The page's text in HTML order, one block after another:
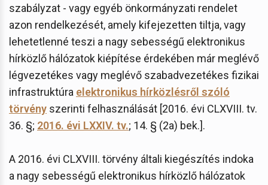
szabályzat - vagy egyéb önkormányzati rendelet
azon rendelkezését, amely kifejezetten tiltja, vagy
lehetetlenné teszi a nagy sebességű elektronikus
hírközlő hálózatok kiépítése érdekében már meglévő
légvezetékes vagy meglévő szabadvezetékes fizikai
infrastruktúra elektronikus hírközlésről szóló
törvény szerinti felhasználását [2016. évi CLXVIII. tv.
36. §; 2016. évi LXXIV. tv.; 14. § (2a) bek.].
A 2016. évi CLXVIII. törvény általi kiegészítés indoka
a nagy sebességű elektronikus hírközlő hálózatok